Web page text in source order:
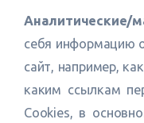
Аналитические/
себя информацию
сайт, например,
каким ссылкам
Cookies, в